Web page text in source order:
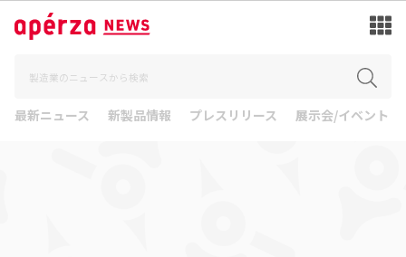
最新ニュース 新製品情報 プレスリリース 展示会/イベント